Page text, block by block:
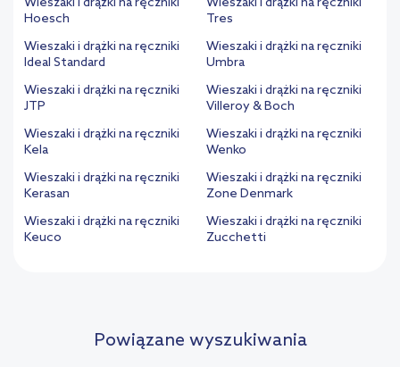
Hoesch
Wieszaki i drążki na ręczniki
Ideal Standard
Wieszaki i drążki na ręczniki
JTP
Wieszaki i drążki na ręczniki
Kela
Wieszaki i drążki na ręczniki
Kerasan
Wieszaki i drążki na ręczniki
Keuco
Tres
Wieszaki i drążki na ręczniki
Umbra
Wieszaki i drążki na ręczniki
Villeroy & Boch
Wieszaki i drążki na ręczniki
Wenko
Wieszaki i drążki na ręczniki
Zone Denmark
Wieszaki i drążki na ręczniki
Zucchetti
Powiązane wyszukiwania